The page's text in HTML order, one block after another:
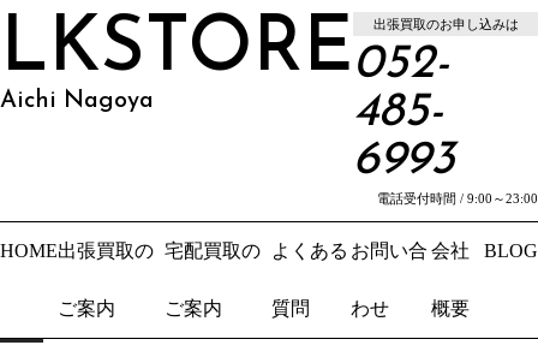
LKSTORE
Aichi Nagoya
出張買取のお申し込みは
052-
485-
6993
電話受付時間 / 9:00～23:00
HOME出張買取の
ご案内
宅配買取の
ご案内
よくある
質問
お問い合
わせ
会社
概要
BLOG